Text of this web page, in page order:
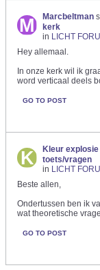
Marcbeltman
kerk
in LICHT
Hey allemaal.
In onze kerk wil ik
word verticaal deels
GO TO POST
Kleur explosie
toets/vragen
in LICHT
Beste allen,
Ondertussen ben ik
wat theoretische
GO TO POST